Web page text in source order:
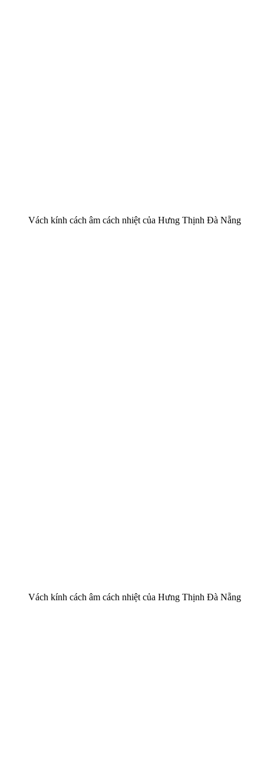
Vách kính cách âm cách nhiệt của Hưng Thịnh Đà Nẵng
Vách kính cách âm cách nhiệt của Hưng Thịnh Đà Nẵng